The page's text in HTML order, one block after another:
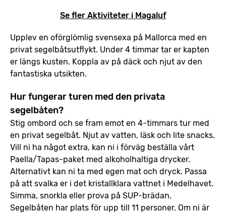
Se fler Aktiviteter i Magaluf
Upplev en oförglömlig svensexa på Mallorca med en
privat segelbåtsutflykt. Under 4 timmar tar er kapten
er längs kusten. Koppla av på däck och njut av den
fantastiska utsikten.
Hur fungerar turen med den privata
segelbåten?
Stig ombord och se fram emot en 4-timmars tur med
en privat segelbåt. Njut av vatten, läsk och lite snacks.
Vill ni ha något extra, kan ni i förväg beställa vårt
Paella/Tapas-paket med alkoholhaltiga drycker.
Alternativt kan ni ta med egen mat och dryck. Passa
på att svalka er i det kristallklara vattnet i Medelhavet.
Simma, snorkla eller prova på SUP-brädan.
Segelbåten har plats för upp till 11 personer. Om ni är